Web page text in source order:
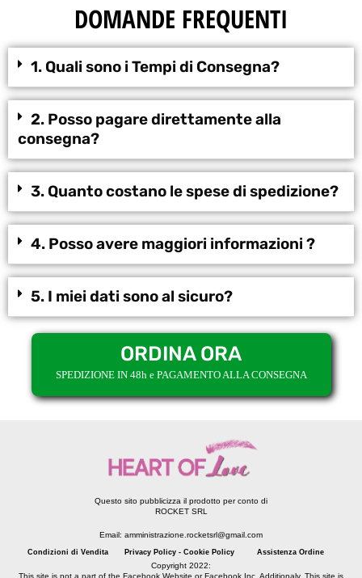
DOMANDE FREQUENTI
1. Quali sono i Tempi di Consegna?
2. Posso pagare direttamente alla
consegna?
3. Quanto costano le spese di spedizione?
4. Posso avere maggiori informazioni ?
5. I miei dati sono al sicuro?
ORDINA ORA
SPEDIZIONE IN 48h e PAGAMENTO ALLA CONSEGNA
Questo sito pubblicizza il prodotto per conto di
ROCKET SRL
Email: amministrazione.rocketsrl@gmail.com
Condizioni di Vendita Privacy Policy - Cookie Policy Assistenza Ordine
Copyright 2022:
This site is not a part of the Facebook Website or Facebook Inc. Additionaly. This site is